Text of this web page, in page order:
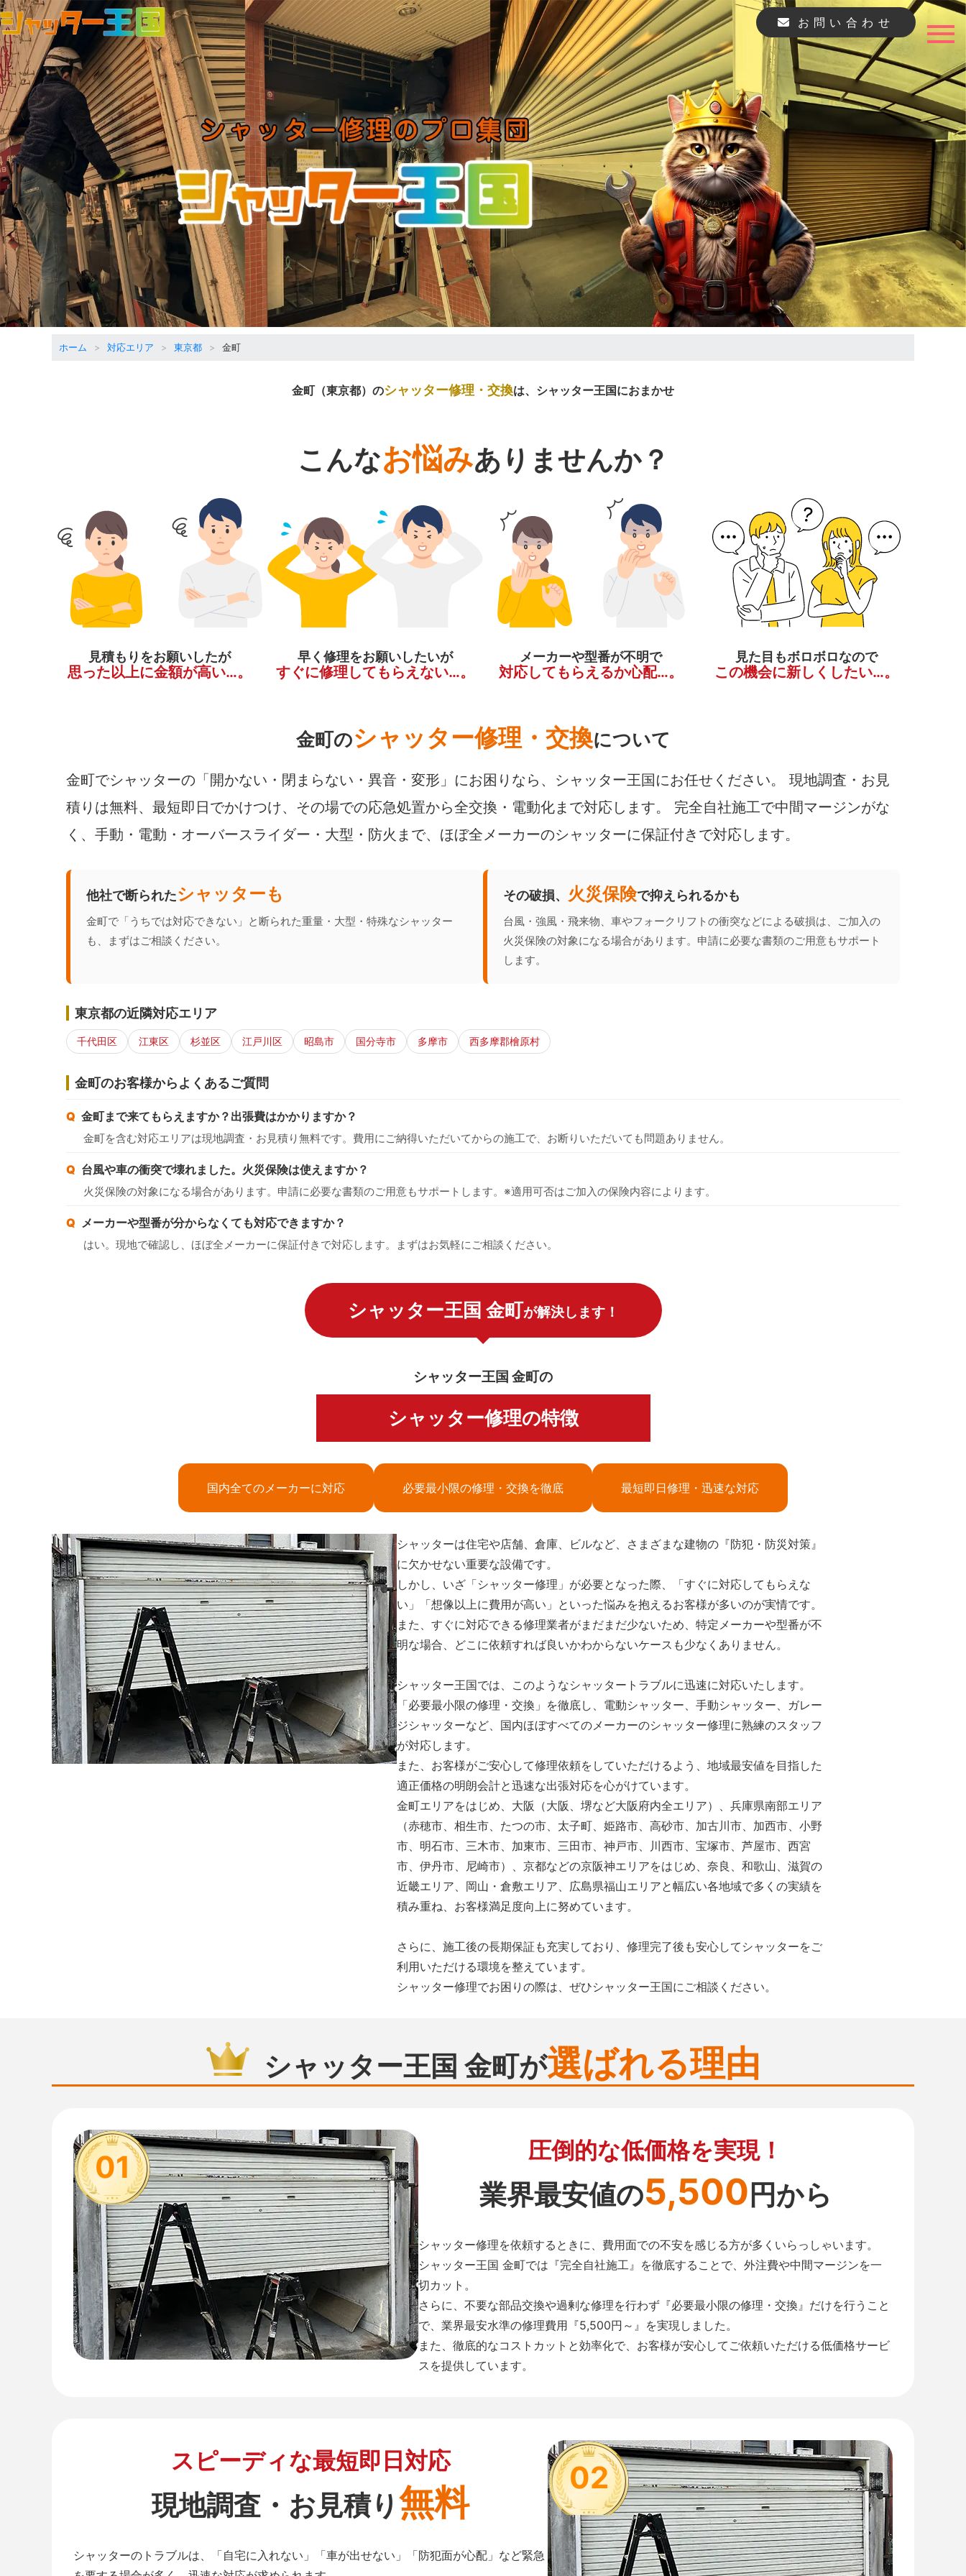
お問い合わせ
ホーム 対応エリア 東京都 金町
金町（東京都）のシャッター修理・交換は、シャッター王国におまかせ
こんなお悩みありませんか？
見積もりをお願いしたが
思った以上に金額が高い…。
早く修理をお願いしたいが
すぐに修理してもらえない…。
メーカーや型番が不明で
対応してもらえるか心配…。
見た目もボロボロなので
この機会に新しくしたい…。
金町のシャッター修理・交換について
金町でシャッターの「開かない・閉まらない・異音・変形」にお困りなら、シャッター王国にお任せください。 現地調査・お見
積りは無料、最短即日でかけつけ、その場での応急処置から全交換・電動化まで対応します。 完全自社施工で中間マージンがな
く、手動・電動・オーバースライダー・大型・防火まで、ほぼ全メーカーのシャッターに保証付きで対応します。
他社で断られたシャッターも
金町で「うちでは対応できない」と断られた重量・大型・特殊なシャッター
も、まずはご相談ください。
その破損、 火災保険で抑えられるかも
台風・強風・飛来物、車やフォークリフトの衝突などによる破損は、ご加入の
火災保険の対象になる場合があります。申請に必要な書類のご用意もサポート
します。
東京都の近隣対応エリア
千代田区 江東区 杉並区 江戸川区 昭島市 国分寺市 多摩市 西多摩郡檜原村
金町のお客様からよくあるご質問
金町まで来てもらえますか？出張費はかかりますか？
金町を含む対応エリアは現地調査・お見積り無料です。費用にご納得いただいてからの施工で、お断りいただいても問題ありません。
台風や車の衝突で壊れました。火災保険は使えますか？
火災保険の対象になる場合があります。申請に必要な書類のご用意もサポートします。※適用可否はご加入の保険内容によります。
メーカーや型番が分からなくても対応できますか？
はい。現地で確認し、ほぼ全メーカーに保証付きで対応します。まずはお気軽にご相談ください。
シャッター王国 金町が解決します！
シャッター王国 金町の
シャッター修理の特徴
国内全てのメーカーに対応 必要最小限の修理・交換を徹底 最短即日修理・迅速な対応
シャッターは住宅や店舗、倉庫、ビルなど、さまざまな建物の『防犯・防災対策』
に欠かせない重要な設備です。
しかし、いざ「シャッター修理」が必要となった際、「すぐに対応してもらえな
い」「想像以上に費用が高い」といった悩みを抱えるお客様が多いのが実情です。
また、すぐに対応できる修理業者がまだまだ少ないため、特定メーカーや型番が不
明な場合、どこに依頼すれば良いかわからないケースも少なくありません。
シャッター王国では、このようなシャッタートラブルに迅速に対応いたします。
「必要最小限の修理・交換」を徹底し、電動シャッター、手動シャッター、ガレー
ジシャッターなど、国内ほぼすべてのメーカーのシャッター修理に熟練のスタッフ
が対応します。
また、お客様がご安心して修理依頼をしていただけるよう、地域最安値を目指した
適正価格の明朗会計と迅速な出張対応を心がけています。
金町エリアをはじめ、大阪（大阪、堺など大阪府内全エリア）、兵庫県南部エリア
（赤穂市、相生市、たつの市、太子町、姫路市、高砂市、加古川市、加西市、小野
市、明石市、三木市、加東市、三田市、神戸市、川西市、宝塚市、芦屋市、西宮
市、伊丹市、尼崎市）、京都などの京阪神エリアをはじめ、奈良、和歌山、滋賀の
近畿エリア、岡山・倉敷エリア、広島県福山エリアと幅広い各地域で多くの実績を
積み重ね、お客様満足度向上に努めています。
さらに、施工後の長期保証も充実しており、修理完了後も安心してシャッターをご
利用いただける環境を整えています。
シャッター修理でお困りの際は、ぜひシャッター王国にご相談ください。
シャッター王国 金町が選ばれる理由
01 圧倒的な低価格を実現！
業界最安値の5,500円から
シャッター修理を依頼するときに、費用面での不安を感じる方が多くいらっしゃいます。
シャッター王国 金町では『完全自社施工』を徹底することで、外注費や中間マージンを一
切カット。
さらに、不要な部品交換や過剰な修理を行わず『必要最小限の修理・交換』だけを行うこと
で、業界最安水準の修理費用『5,500円～』を実現しました。
また、徹底的なコストカットと効率化で、お客様が安心してご依頼いただける低価格サービ
スを提供しています。
02
スピーディな最短即日対応
現地調査・お見積り無料
シャッターのトラブルは、「自宅に入れない」「車が出せない」「防犯面が心配」など緊急